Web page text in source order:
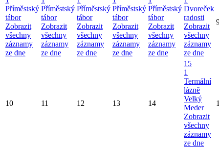
Příměstský
tábor
Zobrazit
všechny
záznamy
ze dne
Příměstský
tábor
Zobrazit
všechny
záznamy
ze dne
Příměstský
tábor
Zobrazit
všechny
záznamy
ze dne
Příměstský
tábor
Zobrazit
všechny
záznamy
ze dne
Příměstský
tábor
Zobrazit
všechny
záznamy
ze dne
Dvoreček
radosti
Zobrazit
všechny
záznamy
ze dne
10 11 12 13 14
15
1
Termální
lázně
Velký
Meder
Zobrazit
všechny
záznamy
ze dne